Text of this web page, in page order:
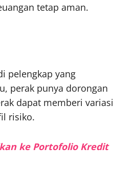
tetap aman.
pelengkap yang
perak punya dorongan
dapat memberi variasi
risiko.
ke Portofolio Kredit